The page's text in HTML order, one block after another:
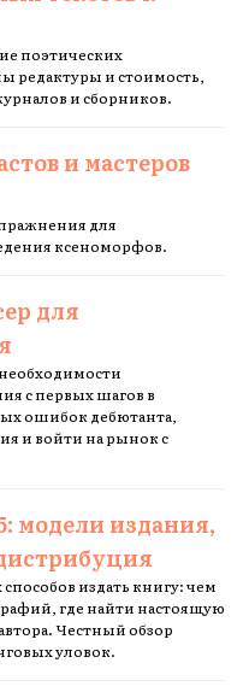
поэтических
редактуры и стоимость,
и сборников.
и мастеров
для
ксеноморфов.
для
с первых шагов в
ошибок дебютанта,
и войти на рынок с
модели издания,
издать книгу: чем
где найти настоящую
Честный обзор
уловок.